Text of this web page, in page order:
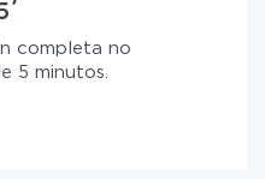
completa no
5 minutos.